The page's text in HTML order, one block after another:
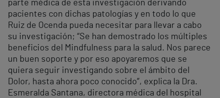
parte médica de esta investigación derivando
pacientes con dichas patologías y en todo lo que
Ruiz de Ocenda pueda necesitar para llevar a cabo
su investigación; “Se han demostrado los múltiples
beneficios del Mindfulness para la salud. Nos parece
un buen soporte y por eso apoyaremos que se
quiera seguir investigando sobre el ámbito del
Dolor, hasta ahora poco conocido”, explica la Dra.
Esmeralda Santana, directora médica del hospital